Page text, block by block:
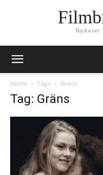
Nyheter
Home Tags Gräns
Tag: Gräns